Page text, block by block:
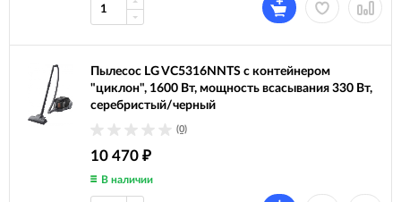
Пылесос LG VC5316NNTS с контейнером
"циклон", 1600 Вт, мощность всасывания 330 Вт,
серебристый/черный
(0)
10 470 ₽
В наличии